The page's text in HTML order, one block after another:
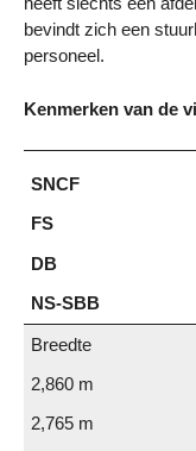
bevindt zich een
personeel.
Kenmerken van de
SNCF
FS
DB
NS-SBB
Breedte
2,860 m
2,765 m